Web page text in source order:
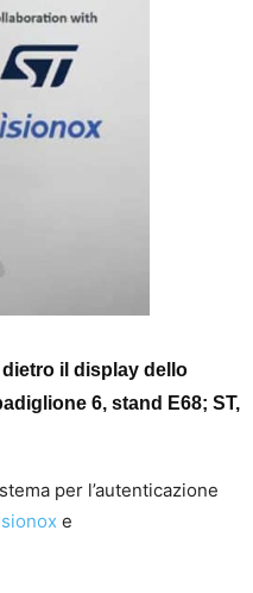
il display dello
6, stand E68; ST,
per l’autenticazione
e